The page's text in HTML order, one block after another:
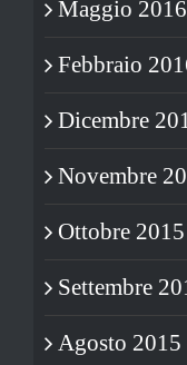
Maggio
Febbraio
Dicembre
Novembre
Ottobre
Settembre
Agosto 2015